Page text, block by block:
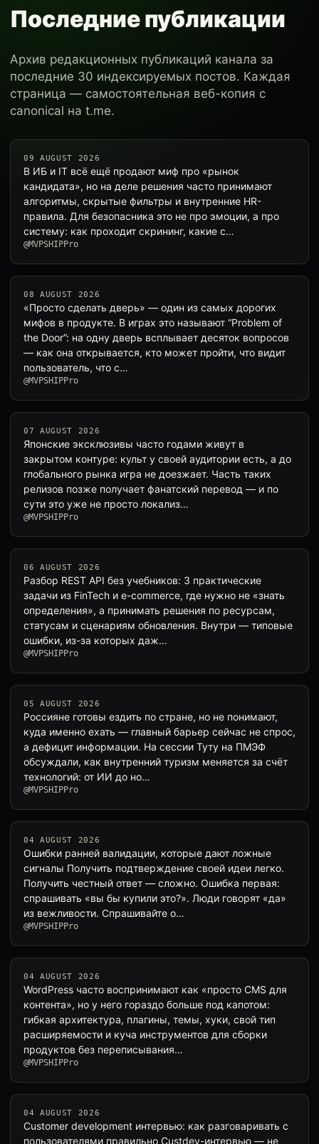
Последние публикации
Архив редакционных публикаций канала за
последние 30 индексируемых постов. Каждая
страница — самостоятельная веб-копия с
canonical на t.me.
09 AUGUST 2026
В ИБ и IT всё ещё продают миф про «рынок
кандидата», но на деле решения часто принимают
алгоритмы, скрытые фильтры и внутренние HR-
правила. Для безопасника это не про эмоции, а про
систему: как проходит скрининг, какие с…
@MVPSHIPPro
08 AUGUST 2026
«Просто сделать дверь» — один из самых дорогих
мифов в продукте. В играх это называют “Problem of
the Door”: на одну дверь всплывает десяток вопросов
— как она открывается, кто может пройти, что видит
пользователь, что с…
@MVPSHIPPro
07 AUGUST 2026
Японские эксклюзивы часто годами живут в
закрытом контуре: культ у своей аудитории есть, а до
глобального рынка игра не доезжает. Часть таких
релизов позже получает фанатский перевод — и по
сути это уже не просто локализ…
@MVPSHIPPro
06 AUGUST 2026
Разбор REST API без учебников: 3 практические
задачи из FinTech и e-commerce, где нужно не «знать
определения», а принимать решения по ресурсам,
статусам и сценариям обновления. Внутри — типовые
ошибки, из-за которых даж…
@MVPSHIPPro
05 AUGUST 2026
Россияне готовы ездить по стране, но не понимают,
куда именно ехать — главный барьер сейчас не спрос,
а дефицит информации. На сессии Туту на ПМЭФ
обсуждали, как внутренний туризм меняется за счёт
технологий: от ИИ до но…
@MVPSHIPPro
04 AUGUST 2026
Ошибки ранней валидации, которые дают ложные
сигналы Получить подтверждение своей идеи легко.
Получить честный ответ — сложно. Ошибка первая:
спрашивать «вы бы купили это?». Люди говорят «да»
из вежливости. Спрашивайте о…
@MVPSHIPPro
04 AUGUST 2026
WordPress часто воспринимают как «просто CMS для
контента», но у него гораздо больше под капотом:
гибкая архитектура, плагины, темы, хуки, свой тип
расширяемости и куча инструментов для сборки
продуктов без переписывания…
@MVPSHIPPro
04 AUGUST 2026
Customer development интервью: как разговаривать с
пользователями правильно Custdev-интервью — не